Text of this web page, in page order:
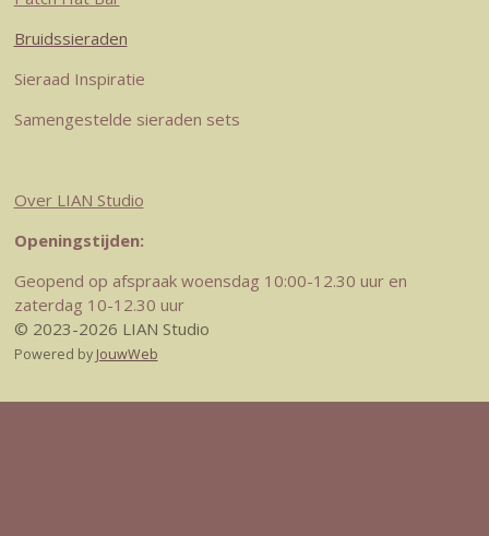
Bruidssieraden
Sieraad Inspiratie
Samengestelde sieraden sets
Over LIAN Studio
Openingstijden:
Geopend op afspraak woensdag 10:00-12.30 uur en
zaterdag 10-12.30 uur
© 2023-2026 LIAN Studio
Powered by JouwWeb